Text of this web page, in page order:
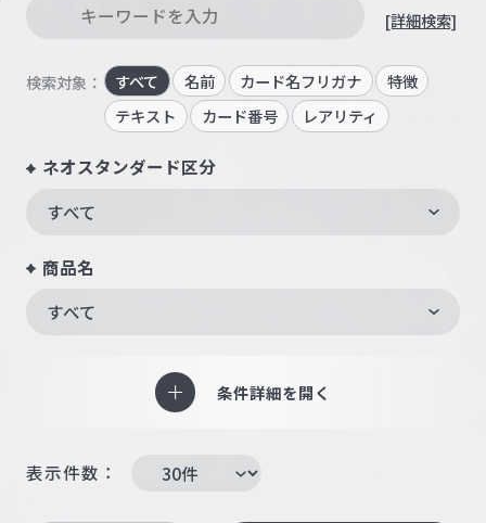
[詳細検索]
検索対象： すべて 名前 カード名フリガナ
特徴
テキスト
カード番号 レアリティ
ネオスタンダード区分
すべて
商品名
すべて
条件詳細を開く
表示件数：